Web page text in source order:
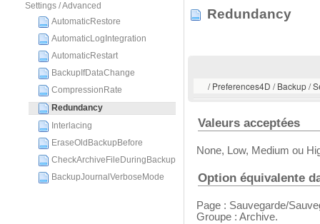
Settings / Advanced
AutomaticRestore
AutomaticLogIntegration
AutomaticRestart
BackupIfDataChange
CompressionRate
Redundancy
Interlacing
EraseOldBackupBefore
CheckArchiveFileDuringBackup
BackupJournalVerboseMode
Redundancy
/ Preferences4D / Backup /
Valeurs acceptées
None, Low, Medium ou
Option équivalente
Page : Sauvegarde/
Groupe : Archive.